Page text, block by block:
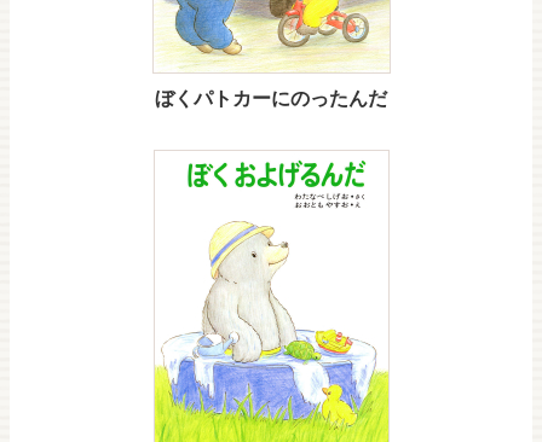
ぼくパトカーにのったんだ